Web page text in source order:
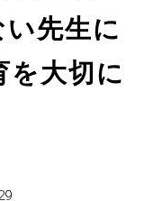
先生に
を大切に